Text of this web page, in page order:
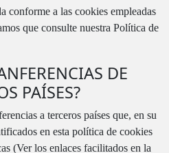
conforme a las cookies empleadas
que consulte nuestra Política de
DE
PAÍSES?
a terceros países que, en su
en esta política de cookies
(Ver los enlaces facilitados en la